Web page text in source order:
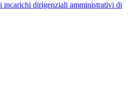
incarichi dirigenziali amministrativi di